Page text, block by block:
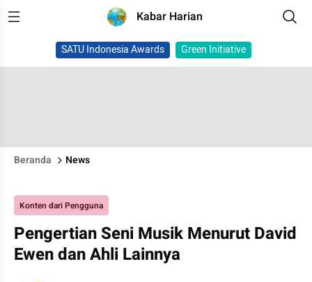
Kabar Harian
SATU Indonesia Awards Green Initiative
Beranda News
Konten dari Pengguna
Pengertian Seni Musik Menurut David
Ewen dan Ahli Lainnya